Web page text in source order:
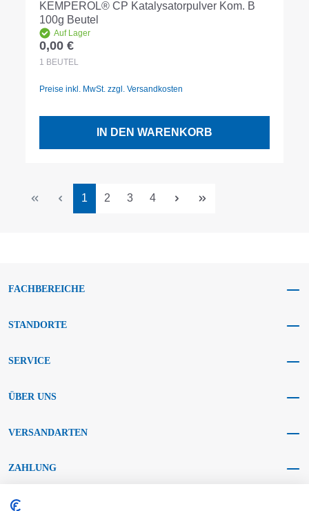
KEMPEROL® CP Katalysatorpulver Kom. B
100g Beutel
Auf Lager
Regulärer Preis:
0,00 €
1 BEUTEL
Preise inkl. MwSt. zzgl. Versandkosten
IN DEN WARENKORB
Seite
1 Seite
2 Seite
3 Seite
4
FACHBEREICHE
STANDORTE
SERVICE
ÜBER UNS
VERSANDARTEN
ZAHLUNG
SOCIAL MEDIA